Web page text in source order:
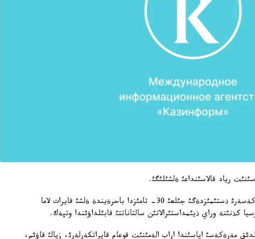
رياد قالاسئنداعئ ةلشئلئگئ.
ةلباسئنئث اتالمئش كئتابئنئث تذساؤكةسةرئ ذستئمئزدةگئ جئلعئ 30- تامئزدا باحرةيندة ةلشئ قايرات لاما
وراي ذيئمداستئرالاتئن سالتاناتتئ قابئلداؤئندا وتپةك.
كونستيتؤسياسئنئث 15 جئلدئق مةرةكةسئ اياسئندا اراب الةمئنئث قوعام قايراتكةرلةرئ، زيالئ قاؤئم،